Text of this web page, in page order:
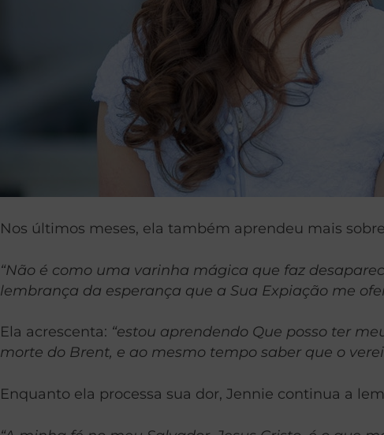
Nos últimos meses, ela também aprendeu mais
“Não é como uma varinha mágica que faz
lembrança da esperança que a Sua Expiação me
Ela acrescenta: “estou aprendendo Que posso ter
morte do Brent, e ao mesmo tempo saber que o
Enquanto ela processa sua dor, Jennie continua a